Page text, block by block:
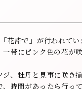
花詣で」が行われてい
一帯にピンク色の花が
、牡丹と見事に咲き
、時間があったら行っ